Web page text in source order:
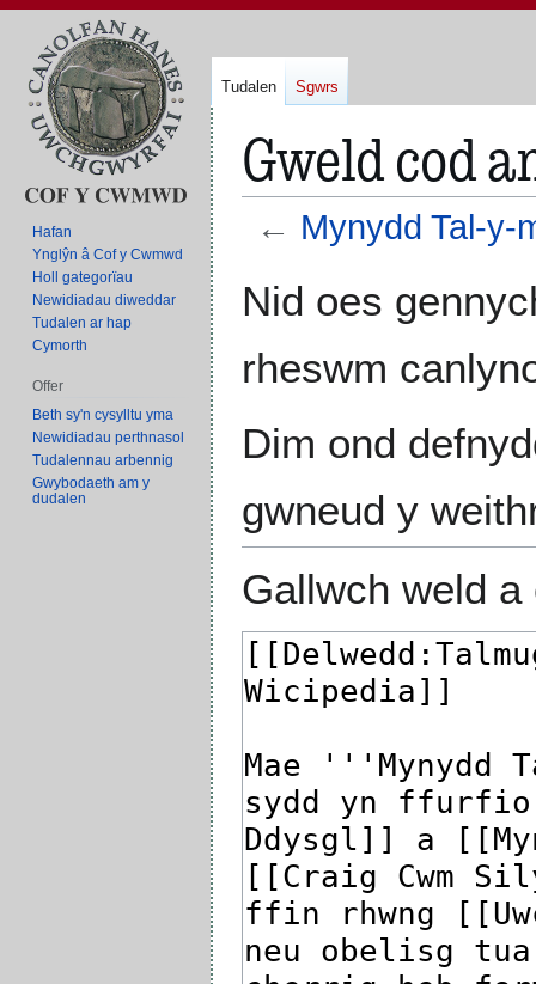
Gweld cod
← Mynydd Tal-y-
llywio
chwilio
Nid oes
rheswm
Dim ond
gwneud y
Gallwch weld
Tudalen Sgwrs
Hafan
Ynglŷn â Cof y Cwmwd
Holl gategorïau
Newidiadau diweddar
Tudalen ar hap
Cymorth
Offer
Beth sy'n cysylltu yma
Newidiadau perthnasol
Tudalennau arbennig
Gwybodaeth am y
dudalen